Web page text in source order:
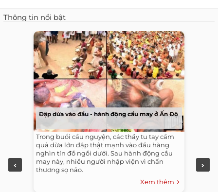
Thông tin nổi bật
Đập dừa vào đầu - hành động cầu may ở Ấn Độ
Trong buổi cầu nguyện, các thầy tu tay cầm
quả dừa lớn đập thật mạnh vào đầu hàng
nghìn tín đồ ngồi dưới. Sau hành động cầu
may này, nhiều người nhập viện vì chấn
thương sọ não.
Xem thêm